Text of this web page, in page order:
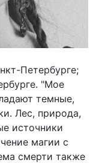
Петербурге;
"Мое
темные,
Лес, природа,
источники
магии с
смерти также